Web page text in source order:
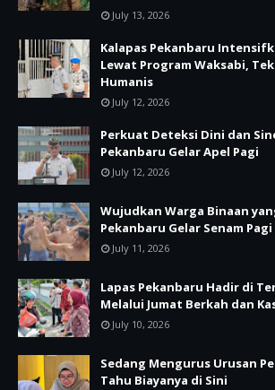
July 13, 2026
Kalapas Pekanbaru
Lewat Program Waksabi,
Humanis
July 12, 2026
Perkuat Deteksi Dini dan
Pekanbaru Gelar Apel Pagi
July 12, 2026
Wujudkan Warga Binaan
Pekanbaru Gelar Senam
July 11, 2026
Lapas Pekanbaru Hadir di
Melalui Jumat Berkah dan
July 10, 2026
Sedang Mengurus Urusan
Tahu Biayanya di Sini